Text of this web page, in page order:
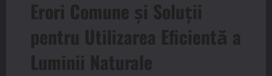
Erori Comune și Soluții
pentru Utilizarea Eficientă a
Luminii Naturale